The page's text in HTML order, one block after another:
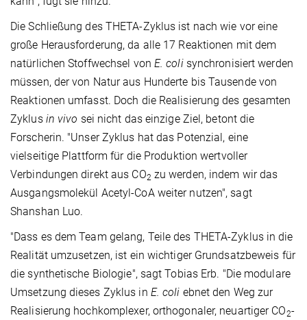
Die Schließung des THETA-Zyklus ist nach wie vor eine
große Herausforderung, da alle 17 Reaktionen mit dem
natürlichen Stoffwechsel von E. colisynchronisiert werden
müssen, der von Natur aus Hunderte bis Tausende von
Reaktionen umfasst. Doch die Realisierung des gesamten
Zyklus in vivo sei nicht das einzige Ziel, betont die
Forscherin. "Unser Zyklus hat das Potenzial, eine
vielseitige Plattform für die Produktion wertvoller
Verbindungen direkt aus CO2 zu werden, indem wir das
Ausgangsmolekül Acetyl-CoA weiter nutzen", sagt
Shanshan Luo.
"Dass es dem Team gelang, Teile des THETA-Zyklus in die
Realität umzusetzen, ist ein wichtiger Grundsatzbeweis für
die synthetische Biologie", sagt Tobias Erb. "Die modulare
Umsetzung dieses Zyklus in E. coli ebnet den Weg zur
Realisierung hochkomplexer, orthogonaler, neuartiger CO2-